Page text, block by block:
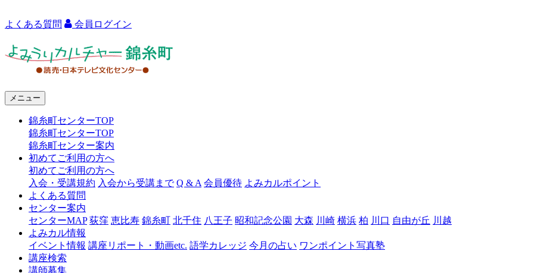
よくある質問 会員ログイン
ャ
錦
糸
メニュー
錦糸町センターTOP
錦糸町センターTOP
錦糸町センター案内
初めてご利用の方へ
初めてご利用の方へ
入会・受講規約 入会から受講まで Q & A 会員優待 よみカルポイント
よくある質問
センター案内
センターMAP 荻窪 恵比寿 錦糸町 北千住 八王子 昭和記念公園 大森 川崎 横浜 柏 川口 自由が丘 川越
よみカル情報
イベント情報 講座リポート・動画etc. 語学カレッジ 今月の占い ワンポイント写真塾
講座検索
講師募集